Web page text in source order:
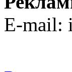
E-mail: